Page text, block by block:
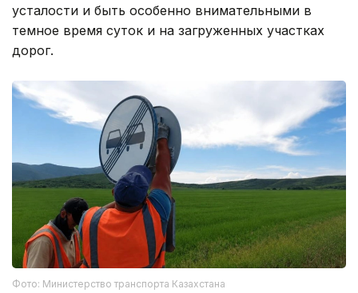
усталости и быть особенно внимательными в
темное время суток и на загруженных участках
дорог.
Фото: Министерство транспорта Казахстана